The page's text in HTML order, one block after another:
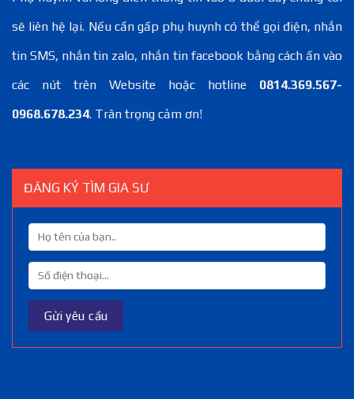
sẽ liên hệ lại. Nếu cần gấp phụ huynh có thể gọi điện, nhắn
tin SMS, nhắn tin zalo, nhắn tin facebook bằng cách ấn vào
các nút trên Website hoặc hotline 0814.369.567-
0968.678.234. Trân trọng cảm ơn!
ĐĂNG KÝ TÌM GIA SƯ